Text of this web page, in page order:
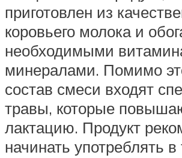
приготовлен из
коровьего молока и
необходимыми
минералами. Помимо
состав смеси входят
травы, которые
лактацию. Продукт
начинать употреблять в